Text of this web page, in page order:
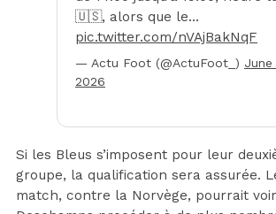
🇺🇸, alors que le…
pic.twitter.com/nVAjBakNqF
— Actu Foot (@ActuFoot_) June
2026
Si les Bleus s’imposent pour leur
groupe, la qualification sera assurée.
match, contre la Norvège, pourrait